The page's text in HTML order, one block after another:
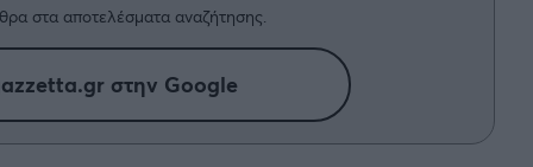
στα αποτελέσματα αναζήτησης.
στην Google